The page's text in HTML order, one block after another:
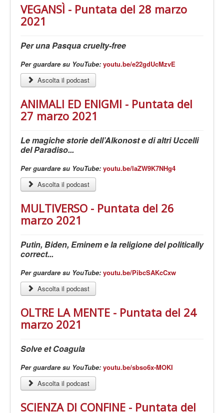
VEGANSÌ - Puntata del 28 marzo
2021
Per una Pasqua cruelty-free
Per guardare su YouTube: youtu.be/e22gdUcMzvE
Ascolta il podcast
ANIMALI ED ENIGMI - Puntata del
27 marzo 2021
Le magiche storie dell’Alkonost e di altri Uccelli
del Paradiso...
Per guardare su YouTube: youtu.be/laZW9K7NHg4
Ascolta il podcast
MULTIVERSO - Puntata del 26
marzo 2021
Putin, Biden, Eminem e la religione del politically
correct...
Per guardare su YouTube: youtu.be/PibcSAKcCxw
Ascolta il podcast
OLTRE LA MENTE - Puntata del 24
marzo 2021
Solve et Coagula
Per guardare su YouTube: youtu.be/sbso6x-MOKI
Ascolta il podcast
SCIENZA DI CONFINE - Puntata del